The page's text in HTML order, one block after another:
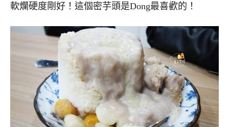
軟爛硬度剛好！這個密芋頭是Dong最喜歡的！